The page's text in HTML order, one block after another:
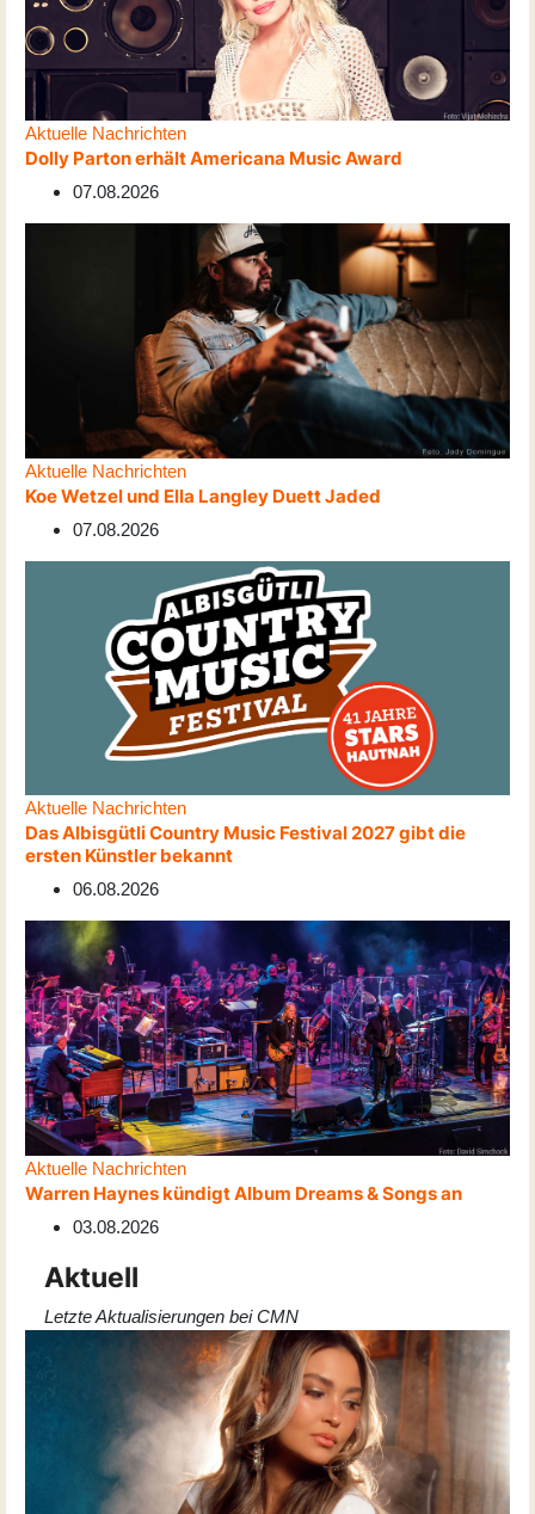
Aktuelle Nachrichten
Dolly Parton erhält Americana Music Award
07.08.2026
Aktuelle Nachrichten
Koe Wetzel und Ella Langley Duett Jaded
07.08.2026
Aktuelle Nachrichten
Das Albisgütli Country Music Festival 2027 gibt die
ersten Künstler bekannt
06.08.2026
Aktuelle Nachrichten
Warren Haynes kündigt Album Dreams & Songs an
03.08.2026
Aktuell
Letzte Aktualisierungen bei CMN